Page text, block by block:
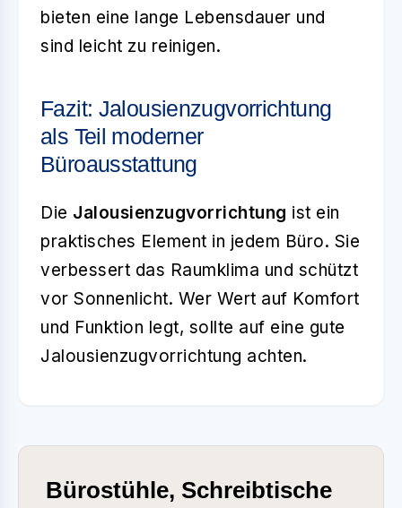
bieten eine lange Lebensdauer und
sind leicht zu reinigen.
Fazit: Jalousienzugvorrichtung
als Teil moderner
Büroausstattung
Die Jalousienzugvorrichtung ist ein
praktisches Element in jedem Büro. Sie
verbessert das Raumklima und schützt
vor Sonnenlicht. Wer Wert auf Komfort
und Funktion legt, sollte auf eine gute
Jalousienzugvorrichtung achten.
Bürostühle, Schreibtische